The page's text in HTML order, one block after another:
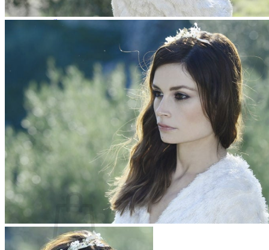
La créatrice
Avis Clients
Contactez-nous
Questions pratiques
Qu’est-ce que la fleur stabilisée ?
Quand commander son accessoire ?
Comment conserver son accessoire ?
Blog
Panier / 0,00 0